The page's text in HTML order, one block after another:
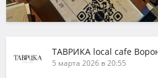
ТАВРИКА local cafe
5 марта 2026 в 20:55